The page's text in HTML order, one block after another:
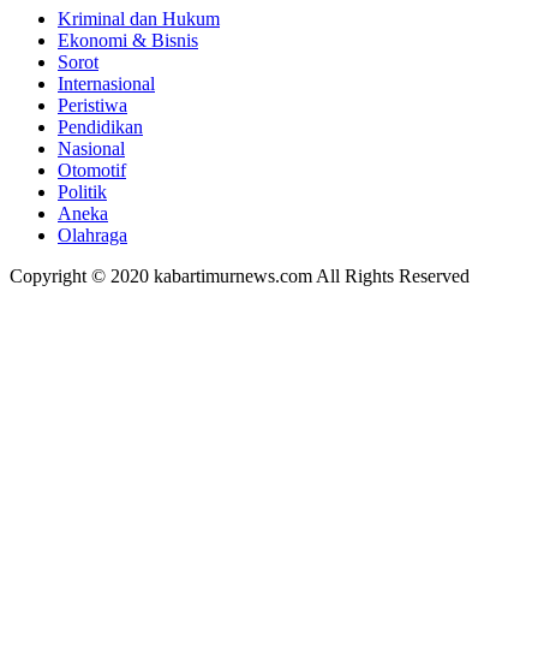
Kriminal dan Hukum
Ekonomi & Bisnis
Sorot
Internasional
Peristiwa
Pendidikan
Nasional
Otomotif
Politik
Aneka
Olahraga
Copyright © 2020 kabartimurnews.com All Rights Reserved